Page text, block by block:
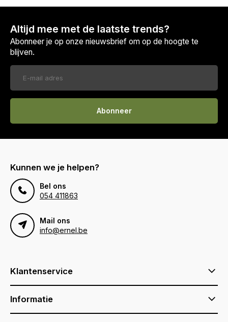
Altijd mee met de laatste trends?
Abonneer je op onze nieuwsbrief om op de hoogte te
blijven.
Abonneer
Kunnen we je helpen?
Bel ons
054 411863
Mail ons
info@ernel.be
Klantenservice
Informatie